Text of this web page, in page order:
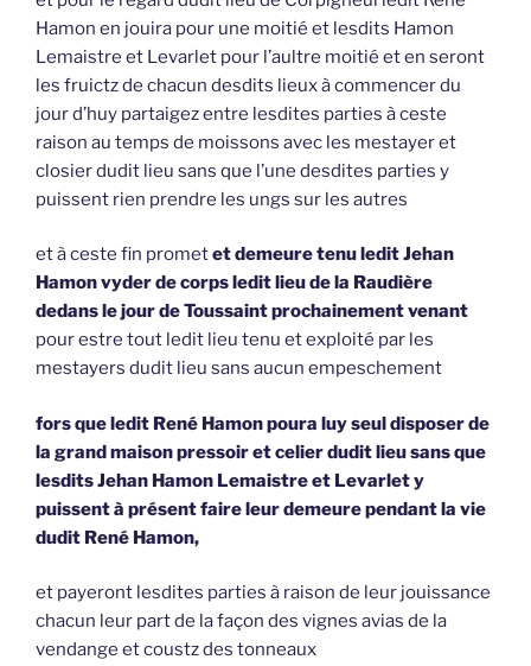
Hamon en jouira pour une moitié et lesdits Hamon
Lemaistre et Levarlet pour l’aultre moitié et en seront
les fruictz de chacun desdits lieux à commencer du
jour d’huy partaigez entre lesdites parties à ceste
raison au temps de moissons avec les mestayer et
closier dudit lieu sans que l’une desdites parties y
puissent rien prendre les ungs sur les autres
et à ceste fin prometet demeure tenu ledit Jehan
Hamon vyder de corps ledit lieu de la Raudière
dedans le jour de Toussaint prochainement venant
pour estre tout ledit lieu tenu et exploité par les
mestayers dudit lieu sans aucun empeschement
fors que ledit René Hamon poura luy seul disposer de
la grand maison pressoir et celier dudit lieu sans que
lesdits Jehan Hamon Lemaistre et Levarlet y
puissent à présent faire leur demeure pendant la vie
dudit René Hamon,
et payeront lesdites parties à raison de leur jouissance
chacun leur part de la façon des vignes avias de la
vendange et coustz des tonneaux